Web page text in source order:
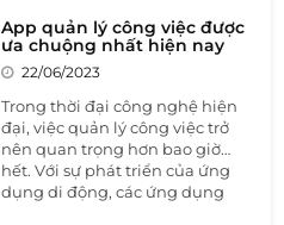
Trong bài viết này, hãy cùng
1BOSS tìm hiểu một số mô hình
quản lý dự án phổ biến và cách
phần mềm quản lý dự án
1BOSS PROJECT.
App quản lý công việc được
ưa chuộng nhất hiện nay
22/06/2023
Trong thời đại công nghệ hiện
đại, việc quản lý công việc trở
nên quan trọng hơn bao giờ
hết. Với sự phát triển của ứng
dụng di động, các ứng dụng